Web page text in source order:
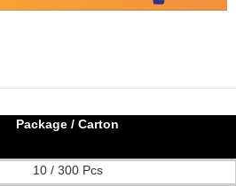
Package / Carton
10 / 300 Pcs